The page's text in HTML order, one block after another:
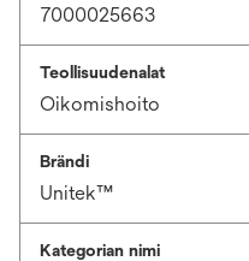
7000025663
Teollisuudenalat
Oikomishoito
Brändi
Unitek™
Kategorian nimi